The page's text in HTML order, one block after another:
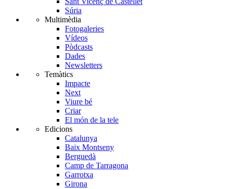
Súria
Multimèdia
Fotogaleries
Vídeos
Pòdcasts
Dades
Newsletters
Temàtics
Impacte
Next
Viure bé
Criar
El món de la tele
Edicions
Catalunya
Baix Montseny
Berguedà
Camp de Tarragona
Garrotxa
Girona